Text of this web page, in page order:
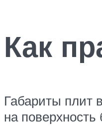
Как
Габариты плит
на